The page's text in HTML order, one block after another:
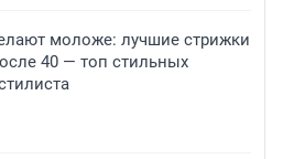
моложе: лучшие стрижки
40 — топ стильных